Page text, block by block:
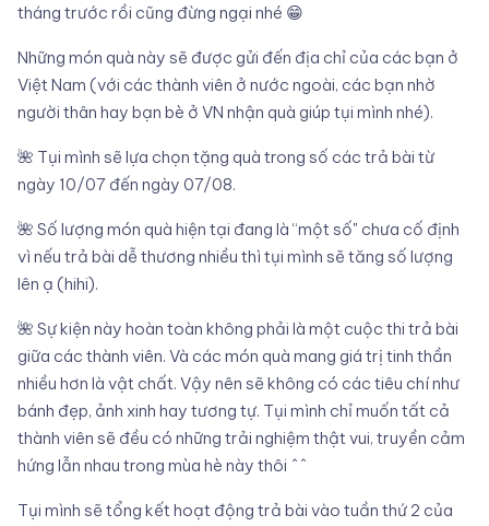
tháng trước rồi cũng đừng ngại nhé 😁
Những món quà này sẽ được gửi đến địa chỉ của các bạn ở
Việt Nam (với các thành viên ở nước ngoài, các bạn nhờ
người thân hay bạn bè ở VN nhận quà giúp tụi mình nhé).
🌺 Tụi mình sẽ lựa chọn tặng quà trong số các trả bài từ
ngày 10/07 đến ngày 07/08.
🌺 Số lượng món quà hiện tại đang là “một số" chưa cố định
vì nếu trả bài dễ thương nhiều thì tụi mình sẽ tăng số lượng
lên ạ (hihi).
🌺 Sự kiện này hoàn toàn không phải là một cuộc thi trả bài
giữa các thành viên. Và các món quà mang giá trị tinh thần
nhiều hơn là vật chất. Vậy nên sẽ không có các tiêu chí như
bánh đẹp, ảnh xinh hay tương tự. Tụi mình chỉ muốn tất cả
thành viên sẽ đều có những trải nghiệm thật vui, truyền cảm
hứng lẫn nhau trong mùa hè này thôi ^^
Tụi mình sẽ tổng kết hoạt động trả bài vào tuần thứ 2 của